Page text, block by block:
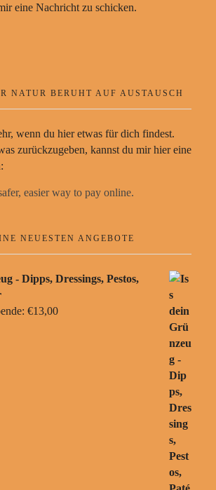
eine Nachricht zu schicken.
NATUR BERUHT AUF AUSTAUSCH
wenn du hier etwas für dich findest.
zurückzugeben, kannst du mir hier eine
NEUESTEN ANGEBOTE
- Dipps, Dressings, Pestos,
€13,00